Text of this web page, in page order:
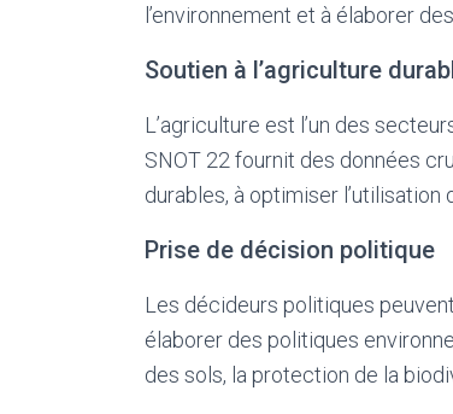
l’environnement et à élaborer
Soutien à l’agriculture
L’agriculture est l’un des
SNOT 22 fournit des données
durables, à optimiser
Prise de décision politique
Les décideurs politiques
élaborer des politiques
des sols, la protection de la